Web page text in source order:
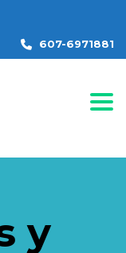
607-6971881
y